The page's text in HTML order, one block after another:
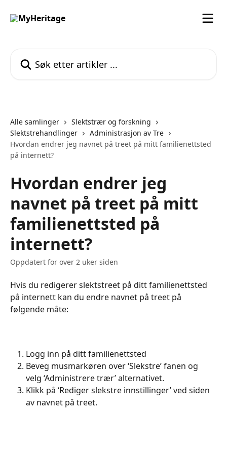
Alle samlinger
Slektstrær og forskning
Slektstrehandlinger
Administrasjon av Tre
Hvordan endrer jeg navnet på treet på mitt familienettsted
på internett?
Hvordan endrer jeg
navnet på treet på mitt
familienettsted på
internett?
Oppdatert for over 2 uker siden
Hvis du redigerer slektstreet på ditt familienettsted
på internett kan du endre navnet på treet på
følgende måte:
Logg inn på ditt familienettsted
Beveg musmarkøren over ‘Slekstre’ fanen og
velg ‘Administrere trær’ alternativet.
Klikk på ‘Rediger slekstre innstillinger’ ved siden
av navnet på treet.